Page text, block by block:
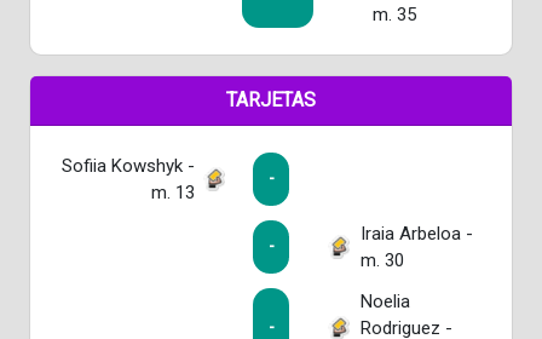
m. 35
TARJETAS
Sofiia Kowshyk -
m. 13
-
-
Iraia Arbeloa -
m. 30
-
Noelia
Rodriguez -